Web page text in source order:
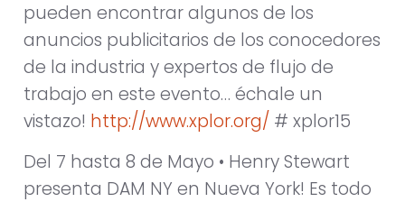
pueden encontrar algunos de los
anuncios publicitarios de los conocedores
de la industria y expertos de flujo de
trabajo en este evento… échale un
vistazo! http://www.xplor.org/ # xplor15
Del 7 hasta 8 de Mayo • Henry Stewart
presenta DAM NY en Nueva York! Es todo